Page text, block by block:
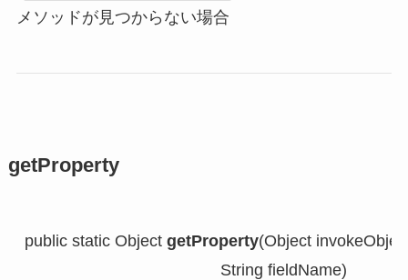
メソッドが見つからない場合
getProperty
public static Object getProperty(Object
                                           String fieldName)